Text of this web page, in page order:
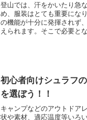
登山では、汗をかいたり急
め、服装はとても重要にな
の機能が十分に発揮されず
えられます。そこで必要と
初心者向けシュラフ
を選ぼう！！
キャンプなどのアウトドア
状や素材、適応温度等いろ